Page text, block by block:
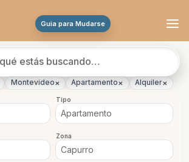
Guia para Mudarse
Montevideo× Apartamento× Alquiler×
Tipo
Zona